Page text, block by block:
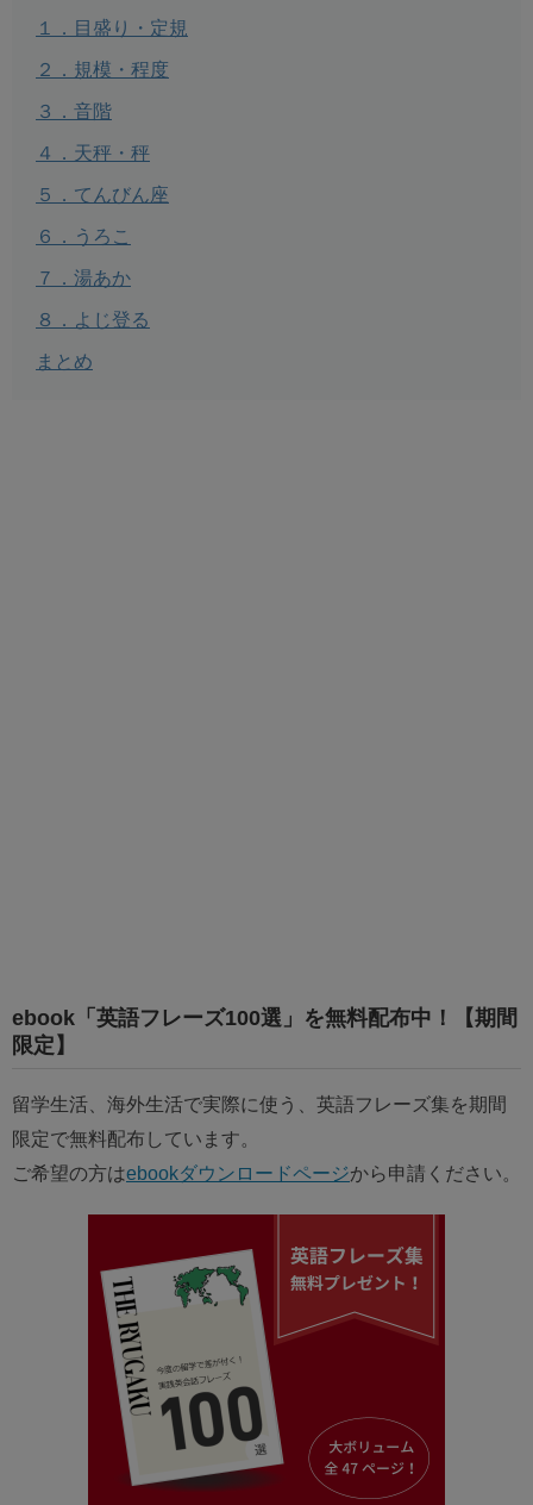
１．目盛り・定規
２．規模・程度
３．音階
４．天秤・秤
５．てんびん座
６．うろこ
７．湯あか
８．よじ登る
まとめ
ebook「英語フレーズ100選」を無料配布中！【期間
限定】
留学生活、海外生活で実際に使う、英語フレーズ集を期間
限定で無料配布しています。
ご希望の方はebookダウンロードページから申請ください。